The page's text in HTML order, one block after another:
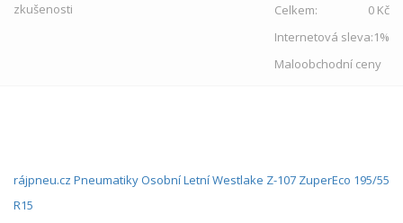
zkušenosti
Celkem:
0 Kč
Internetová sleva:1%
Maloobchodní ceny
rájpneu.cz PneumatikyOsobníLetníWestlake Z-107 ZuperEco 195/55
R15